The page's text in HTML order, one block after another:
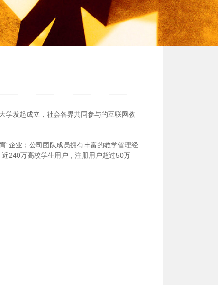
学发起成立，社会各界共同参与的互联网教
”企业；公司团队成员拥有丰富的教学管理经
240万高校学生用户，注册用户超过50万